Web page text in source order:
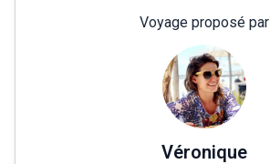
Voyage proposé par
Véronique